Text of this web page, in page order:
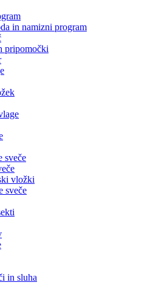
in namizni program
pripomočki
sveče
vložki
sveče
in sluha